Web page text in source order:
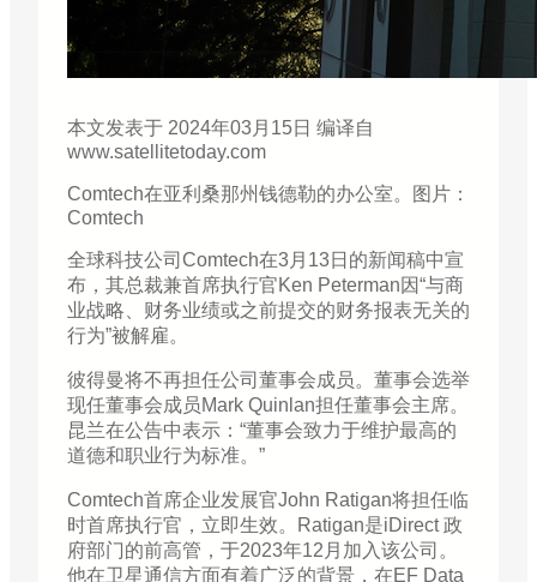
本文发表于 2024年03月15日 编译自
www.satellitetoday.com
Comtech在亚利桑那州钱德勒的办公室。图片：
Comtech
全球科技公司Comtech在3月13日的新闻稿中宣
布，其总裁兼首席执行官Ken Peterman因“与商
业战略、财务业绩或之前提交的财务报表无关的
行为”被解雇。
彼得曼将不再担任公司董事会成员。董事会选举
现任董事会成员Mark Quinlan担任董事会主席。
昆兰在公告中表示：“董事会致力于维护最高的
道德和职业行为标准。”
Comtech首席企业发展官John Ratigan将担任临
时首席执行官，立即生效。Ratigan是iDirect 政
府部门的前高管，于2023年12月加入该公司。
他在卫星通信方面有着广泛的背景，在EF Data